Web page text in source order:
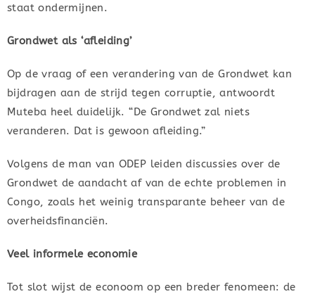
staat ondermijnen.
Grondwet als ‘afleiding’
Op de vraag of een verandering van de Grondwet kan
bijdragen aan de strijd tegen corruptie, antwoordt
Muteba heel duidelijk. “De Grondwet zal niets
veranderen. Dat is gewoon afleiding.”
Volgens de man van ODEP leiden discussies over de
Grondwet de aandacht af van de echte problemen in
Congo, zoals het weinig transparante beheer van de
overheidsfinanciën.
Veel informele economie
Tot slot wijst de econoom op een breder fenomeen: de